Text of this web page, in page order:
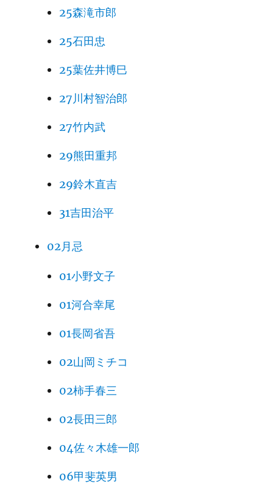
25森滝市郎
25石田忠
25葉佐井博巳
27川村智治郎
27竹内武
29熊田重邦
29鈴木直吉
31吉田治平
02月忌
01小野文子
01河合幸尾
01長岡省吾
02山岡ミチコ
02柿手春三
02長田三郎
04佐々木雄一郎
06甲斐英男